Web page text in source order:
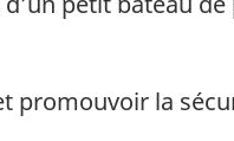
promouvoir la